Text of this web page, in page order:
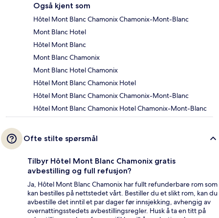
Også kjent som
Hôtel Mont Blanc Chamonix Chamonix-Mont-Blanc
Mont Blanc Hotel
Hôtel Mont Blanc
Mont Blanc Chamonix
Mont Blanc Hotel Chamonix
Hôtel Mont Blanc Chamonix Hotel
Hôtel Mont Blanc Chamonix Chamonix-Mont-Blanc
Hôtel Mont Blanc Chamonix Hotel Chamonix-Mont-Blanc
Ofte stilte spørsmål
Tilbyr Hôtel Mont Blanc Chamonix gratis
avbestilling og full refusjon?
Ja, Hôtel Mont Blanc Chamonix har fullt refunderbare rom som
kan bestilles på nettstedet vårt. Bestiller du et slikt rom, kan du
avbestille det inntil et par dager før innsjekking, avhengig av
overnattingsstedets avbestillingsregler. Husk å ta en titt på